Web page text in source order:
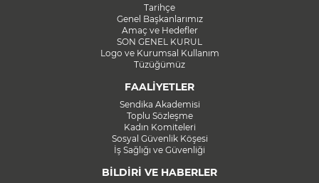
Tarihçe
Genel Başkanlarımız
Amaç ve Hedefler
SON GENEL KURUL
Logo ve Kurumsal Kullanım
Tüzüğümüz
FAALİYETLER
Sendika Akademisi
Toplu Sözleşme
Kadın Komiteleri
Sosyal Güvenlik Köşesi
İş Sağlığı ve Güvenliği
BİLDİRİ VE HABERLER